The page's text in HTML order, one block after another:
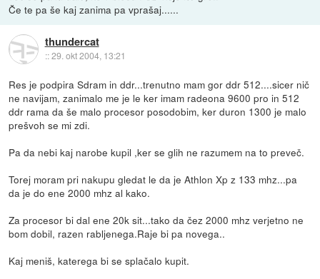
Če te pa še kaj zanima pa vprašaj......
thundercat
::29. okt 2004, 13:21
Res je podpira Sdram in ddr...trenutno mam gor ddr 512....sicer nič
ne navijam, zanimalo me je le ker imam radeona 9600 pro in 512
ddr rama da še malo procesor posodobim, ker duron 1300 je malo
prešvoh se mi zdi.
Pa da nebi kaj narobe kupil ,ker se glih ne razumem na to preveč.
Torej moram pri nakupu gledat le da je Athlon Xp z 133 mhz...pa
da je do ene 2000 mhz al kako.
Za procesor bi dal ene 20k sit...tako da čez 2000 mhz verjetno ne
bom dobil, razen rabljenega.Raje bi pa novega..
Kaj meniš, katerega bi se splačalo kupit.